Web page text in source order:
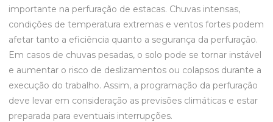
importante na perfuração de estacas. Chuvas intensas,
condições de temperatura extremas e ventos fortes podem
afetar tanto a eficiência quanto a segurança da perfuração.
Em casos de chuvas pesadas, o solo pode se tornar instável
e aumentar o risco de deslizamentos ou colapsos durante a
execução do trabalho. Assim, a programação da perfuração
deve levar em consideração as previsões climáticas e estar
preparada para eventuais interrupções.